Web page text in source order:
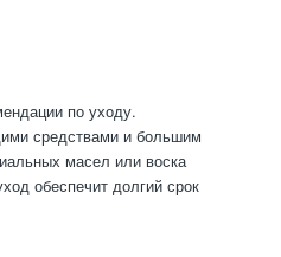
по уходу.
средствами и большим
масел или воска
обеспечит долгий срок